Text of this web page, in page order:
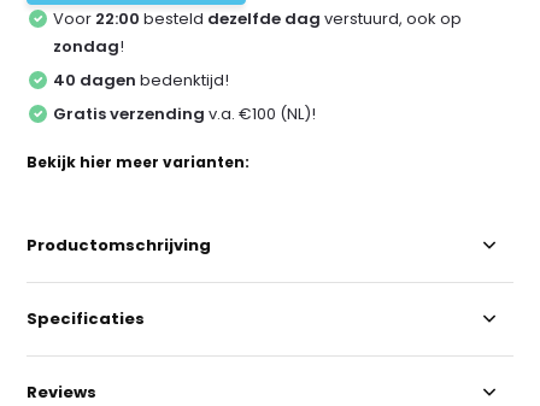
Voor 22:00 besteld dezelfde dag verstuurd, ook op
zondag!
40 dagen bedenktijd!
Gratis verzending v.a. €100 (NL)!
Bekijk hier meer varianten:
Productomschrijving
Specificaties
Reviews